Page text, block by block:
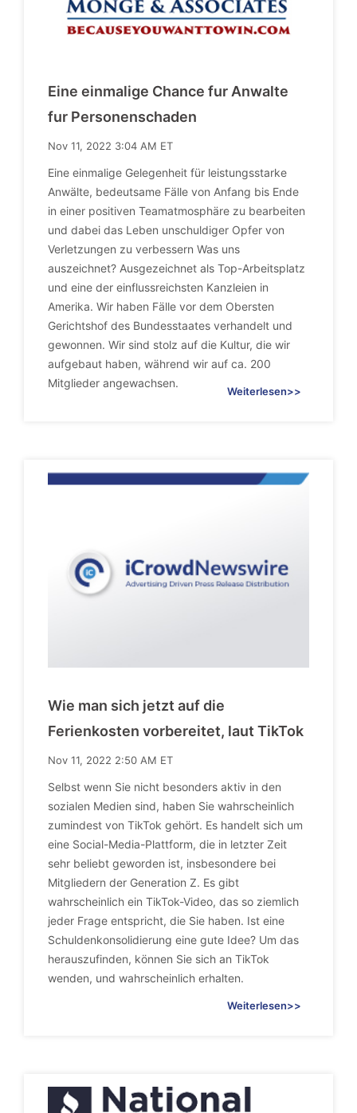
Eine einmalige Chance fur Anwalte
fur Personenschaden
Nov 11, 2022 3:04 AM ET
Eine einmalige Gelegenheit für leistungsstarke
Anwälte, bedeutsame Fälle von Anfang bis Ende
in einer positiven Teamatmosphäre zu bearbeiten
und dabei das Leben unschuldiger Opfer von
Verletzungen zu verbessern Was uns
auszeichnet? Ausgezeichnet als Top-Arbeitsplatz
und eine der einflussreichsten Kanzleien in
Amerika. Wir haben Fälle vor dem Obersten
Gerichtshof des Bundesstaates verhandelt und
gewonnen. Wir sind stolz auf die Kultur, die wir
aufgebaut haben, während wir auf ca. 200
Mitglieder angewachsen.
Weiterlesen>>
Wie man sich jetzt auf die
Ferienkosten vorbereitet, laut TikTok
Nov 11, 2022 2:50 AM ET
Selbst wenn Sie nicht besonders aktiv in den
sozialen Medien sind, haben Sie wahrscheinlich
zumindest von TikTok gehört. Es handelt sich um
eine Social-Media-Plattform, die in letzter Zeit
sehr beliebt geworden ist, insbesondere bei
Mitgliedern der Generation Z. Es gibt
wahrscheinlich ein TikTok-Video, das so ziemlich
jeder Frage entspricht, die Sie haben. Ist eine
Schuldenkonsolidierung eine gute Idee? Um das
herauszufinden, können Sie sich an TikTok
wenden, und wahrscheinlich erhalten.
Weiterlesen>>